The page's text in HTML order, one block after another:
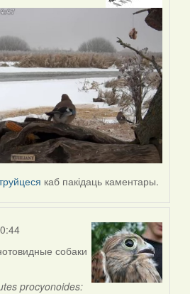
каб пакідаць каментары.
собаки
procyonoides: